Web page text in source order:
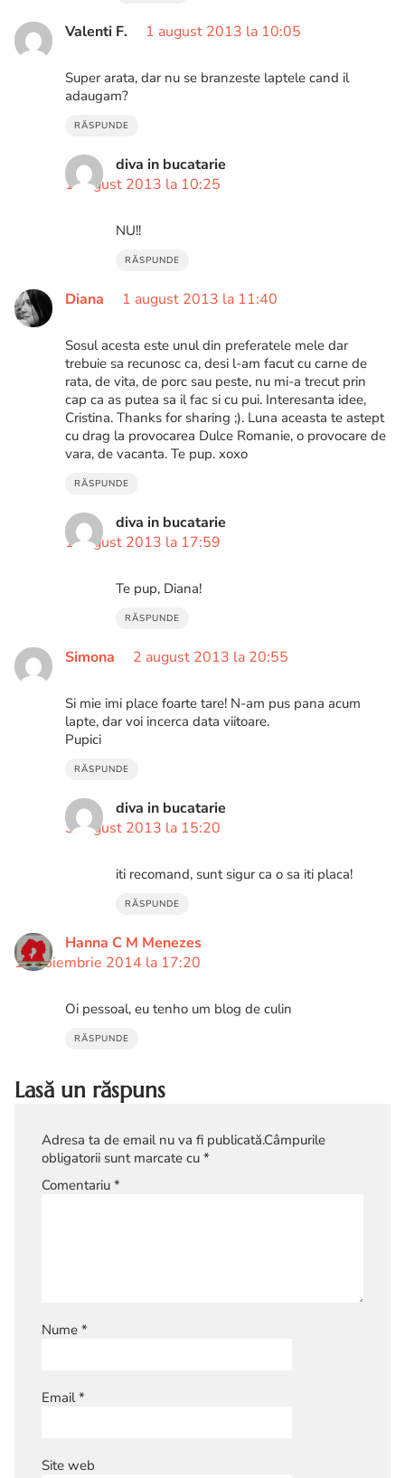
Valenti F. 1 august 2013 la 10:05
Super arata, dar nu se branzeste laptele cand il
adaugam?
RĂSPUNDE
diva in bucatarie
1 august 2013 la 10:25
NU!!
RĂSPUNDE
Diana 1 august 2013 la 11:40
Sosul acesta este unul din preferatele mele dar
trebuie sa recunosc ca, desi l-am facut cu carne de
rata, de vita, de porc sau peste, nu mi-a trecut prin
cap ca as putea sa il fac si cu pui. Interesanta idee,
Cristina. Thanks for sharing ;). Luna aceasta te astept
cu drag la provocarea Dulce Romanie, o provocare de
vara, de vacanta. Te pup. xoxo
RĂSPUNDE
diva in bucatarie
1 august 2013 la 17:59
Te pup, Diana!
RĂSPUNDE
Simona 2 august 2013 la 20:55
Si mie imi place foarte tare! N-am pus pana acum
lapte, dar voi incerca data viitoare.
Pupici
RĂSPUNDE
diva in bucatarie
3 august 2013 la 15:20
iti recomand, sunt sigur ca o sa iti placa!
RĂSPUNDE
Hanna C M Menezes
18 noiembrie 2014 la 17:20
Oi pessoal, eu tenho um blog de culin
RĂSPUNDE
Lasă un răspuns
Adresa ta de email nu va fi publicată.Câmpurile
obligatorii sunt marcate cu *
Comentariu *
Nume *
Email*
Site web